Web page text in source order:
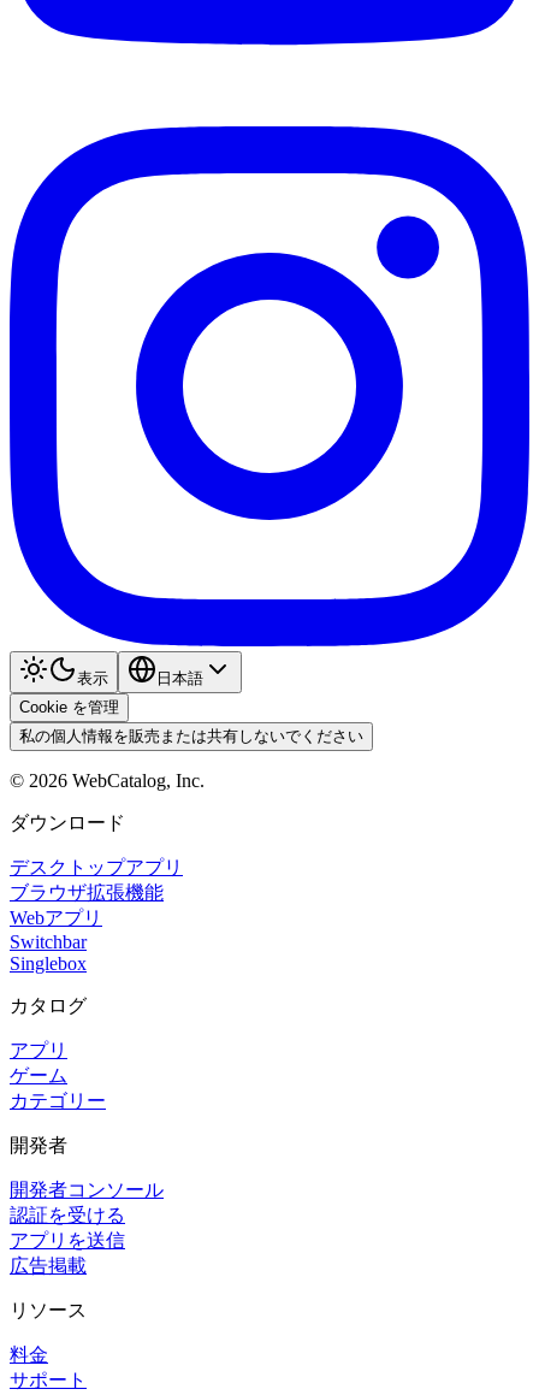
表示
日本語
Cookie を管理
私の個人情報を販売または共有しないでください
© 2026 WebCatalog, Inc.
ダウンロード
デスクトップアプリ
ブラウザ拡張機能
Webアプリ
Switchbar
Singlebox
カタログ
アプリ
ゲーム
カテゴリー
開発者
開発者コンソール
認証を受ける
アプリを送信
広告掲載
リソース
料金
サポート